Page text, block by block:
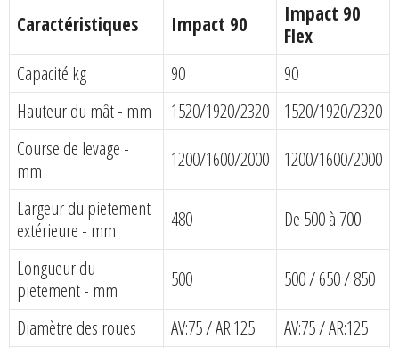
Caractéristiques Impact 90
Impact 90
Flex
Capacité kg
90
90
Hauteur du mât - mm
1520/1920/2320
1520/1920/2320
Course de levage -
mm
1200/1600/2000
1200/1600/2000
Largeur du pietement
extérieure - mm
480
De 500 à 700
Longueur du
pietement - mm
500
500 / 650 / 850
Diamètre des roues
AV:75 / AR:125 AV:75 / AR:125